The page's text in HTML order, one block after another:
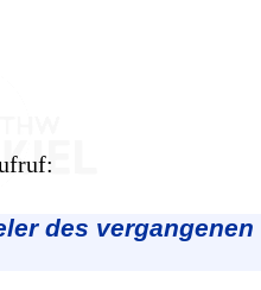
des vergangenen